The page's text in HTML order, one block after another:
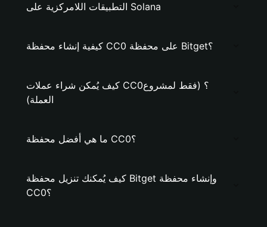
التطبيقات اللامركزية على Solana
كيفية إنشاء محفظة CC0 على محفظة Bitget؟
كيف يُمكن شراء عملات CC0؟ (فقط لمشروع
العملة)
ما هي أفضل محفظة CC0؟
كيف يُمكنك تنزيل محفظة Bitget وإنشاء محفظة
CC0؟